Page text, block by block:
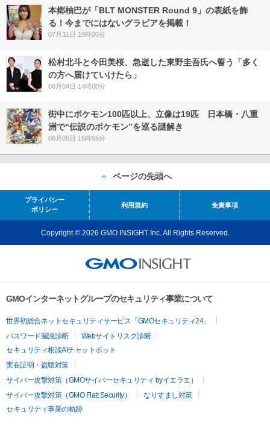
本郷柚巴が「BLT MONSTER Round 9」の表紙を飾
る！今までにはないグラビアを掲載！
07月31日 19時00分
松村北斗と今田美桜、急逝した東野圭吾氏へ誓う「多く
の方へ届けていけたら」
08月04日 14時00分
街中にポケモン100匹以上、立像は19匹 日本橋・八重
洲で“伝説のポケモン”を巡る謎解き
08月05日 15時55分
ページの先頭へ
プライバシー
ポリシー
利用規約 免責事項
Copyright © 2026 GMO INSIGHT Inc. All Rights Reserved.
GMOインターネットグループのセキュリティ事業について
世界初総合ネットセキュリティサービス「GMOセキュリティ24」
パスワード漏洩診断
Webサイトリスク診断
セキュリティ相談AIチャットボット
実在証明・盗聴対策
サイバー攻撃対策（GMOサイバーセキュリティ byイエラエ）
サイバー攻撃対策（GMO Flatt Security）
なりすまし対策
セキュリティ事業の軌跡